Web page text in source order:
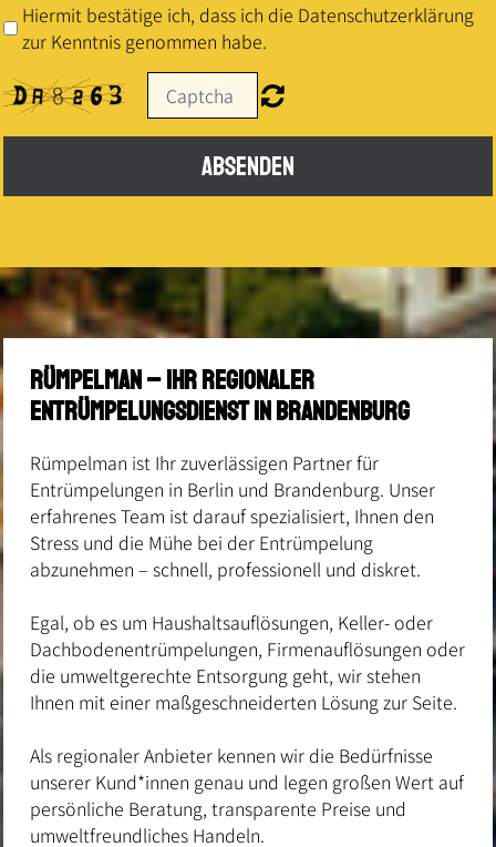
Hiermit bestätige ich, dass ich die Datenschutzerklärung
zur Kenntnis genommen habe.
ABSENDEN
Rümpelman – Ihr regionaler
Entrümpelungsdienst in BRandenburg
Rümpelman ist Ihr zuverlässigen Partner für
Entrümpelungen in Berlin und Brandenburg. Unser
erfahrenes Team ist darauf spezialisiert, Ihnen den
Stress und die Mühe bei der Entrümpelung
abzunehmen – schnell, professionell und diskret.
Egal, ob es um Haushaltsauflösungen, Keller- oder
Dachbodenentrümpelungen, Firmenauflösungen oder
die umweltgerechte Entsorgung geht, wir stehen
Ihnen mit einer maßgeschneiderten Lösung zur Seite.
Als regionaler Anbieter kennen wir die Bedürfnisse
unserer Kund*innen genau und legen großen Wert auf
persönliche Beratung, transparente Preise und
umweltfreundliches Handeln.